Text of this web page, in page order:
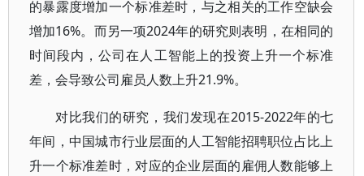
的暴露度增加一个标准差时，与之相关的工作空缺会
增加16%。而另一项2024年的研究则表明，在相同的
时间段内，公司在人工智能上的投资上升一个标准
差，会导致公司雇员人数上升21.9%。
对比我们的研究，我们发现在2015-2022年的七
年间，中国城市行业层面的人工智能招聘职位占比上
升一个标准差时，对应的企业层面的雇佣人数能够上